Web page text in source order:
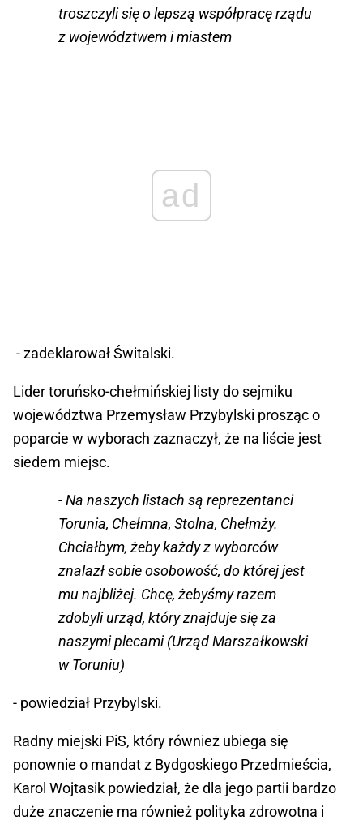
troszczyli się o lepszą współpracę rządu
z województwem i miastem
ad
- zadeklarował Świtalski.
Lider toruńsko-chełmińskiej listy do sejmiku
województwa Przemysław Przybylski prosząc o
poparcie w wyborach zaznaczył, że na liście jest
siedem miejsc.
- Na naszych listach są reprezentanci
Torunia, Chełmna, Stolna, Chełmży.
Chciałbym, żeby każdy z wyborców
znalazł sobie osobowość, do której jest
mu najbliżej. Chcę, żebyśmy razem
zdobyli urząd, który znajduje się za
naszymi plecami (Urząd Marszałkowski
w Toruniu)
- powiedział Przybylski.
Radny miejski PiS, który również ubiega się
ponownie o mandat z Bydgoskiego Przedmieścia,
Karol Wojtasik powiedział, że dla jego partii bardzo
duże znaczenie ma również polityka zdrowotna i